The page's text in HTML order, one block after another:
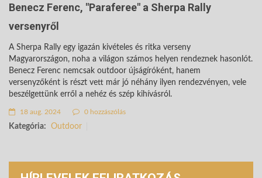
Benecz Ferenc, "Paraferee" a Sherpa Rally
versenyről
A Sherpa Rally egy igazán kivételes és ritka verseny
Magyarországon, noha a világon számos helyen rendeznek hasonlót.
Benecz Ferenc nemcsak outdoor újságíróként, hanem
versenyzőként is részt vett már jó néhány ilyen rendezvényen, vele
beszélgettünk erről a nehéz és szép kihívásról.
18 aug. 2024 0 hozzászólás
Kategória: Outdoor